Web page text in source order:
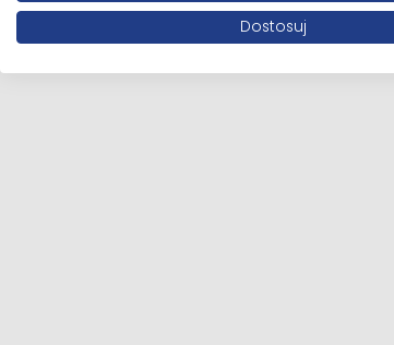
Dostosuj